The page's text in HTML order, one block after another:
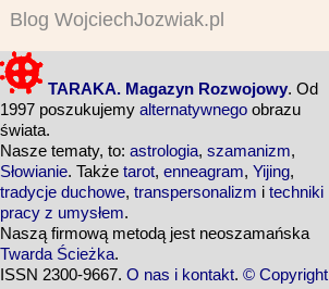
Blog WojciechJozwiak.pl
TARAKA. Magazyn Rozwojowy. Od
1997 poszukujemy alternatywnego obrazu
świata.
Nasze tematy, to: astrologia, szamanizm,
Słowianie. Także tarot, enneagram, Yijing,
tradycje duchowe, transpersonalizm i techniki
pracy z umysłem.
Naszą firmową metodą jest neoszamańska
Twarda Ścieżka.
ISSN 2300-9667. O nas i kontakt. © Copyright